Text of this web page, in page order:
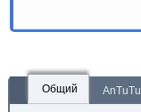
Общий AnTuTu